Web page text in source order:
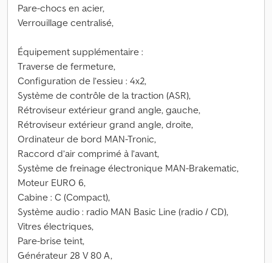
Pare-chocs en acier,
Verrouillage centralisé,
Équipement supplémentaire :
Traverse de fermeture,
Configuration de l’essieu : 4x2,
Système de contrôle de la traction (ASR),
Rétroviseur extérieur grand angle, gauche,
Rétroviseur extérieur grand angle, droite,
Ordinateur de bord MAN-Tronic,
Raccord d’air comprimé à l’avant,
Système de freinage électronique MAN-Brakematic,
Moteur EURO 6,
Cabine : C (Compact),
Système audio : radio MAN Basic Line (radio / CD),
Vitres électriques,
Pare-brise teint,
Générateur 28 V 80 A,